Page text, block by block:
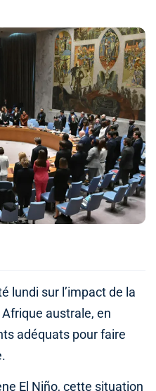
lundi sur l’impact de la
australe, en
adéquats pour faire
El Niño, cette situation